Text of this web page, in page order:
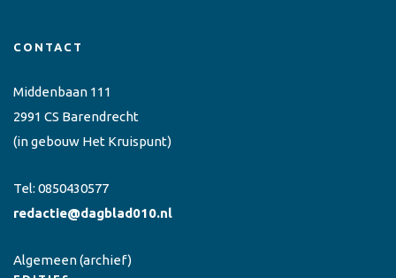
CONTACT
Middenbaan 111
2991 CS Barendrecht
(in gebouw Het Kruispunt)
Tel: 0850430577
redactie@dagblad010.nl
Algemeen(archief)